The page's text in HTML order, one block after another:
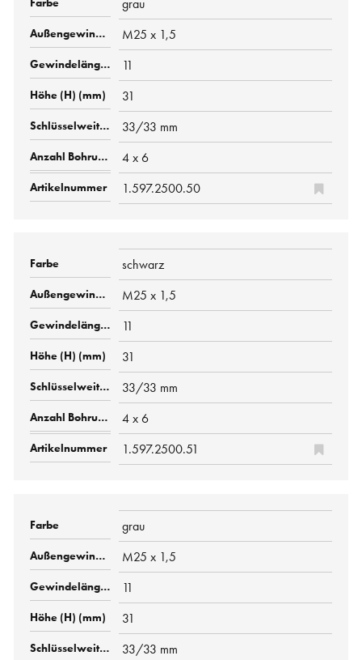
grau
M25 x 1,5
11
31
33/33 mm
4 x 6
1.597.2500.50
schwarz
M25 x 1,5
11
31
33/33 mm
4 x 6
1.597.2500.51
grau
M25 x 1,5
11
31
33/33 mm